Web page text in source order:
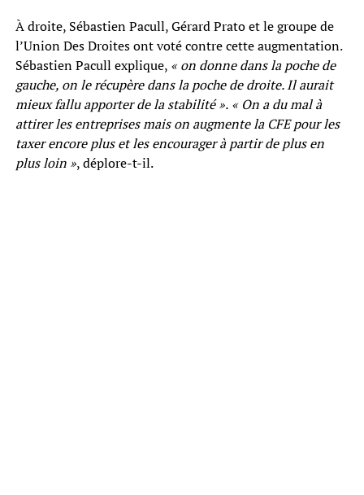
À droite, Sébastien Pacull, Gérard Prato et le groupe de
l’Union Des Droites ont voté contre cette augmentation.
Sébastien Pacull explique, « on donne dans la poche de
gauche, on le récupère dans la poche de droite. Il aurait
mieux fallu apporter de la stabilité ». « On a du mal à
attirer les entreprises mais on augmente la CFE pour les
taxer encore plus et les encourager à partir de plus en
plus loin », déplore-t-il.